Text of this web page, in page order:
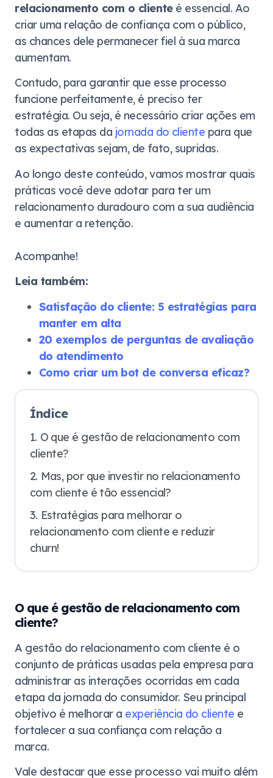
relacionamento com o clienteé essencial. Ao
criar uma relação de confiança com o público,
as chances dele permanecer fiel à sua marca
aumentam.
Contudo, para garantir que esse processo
funcione perfeitamente, é preciso ter
estratégia. Ou seja, é necessário criar ações em
todas as etapas da jornada do cliente para que
as expectativas sejam, de fato, supridas.
Ao longo deste conteúdo, vamos mostrar quais
práticas você deve adotar para ter um
relacionamento duradouro com a sua audiência
e aumentar a retenção.
Acompanhe!
Leia também:
Satisfação do cliente: 5 estratégias para
manter em alta
20 exemplos de perguntas de avaliação
do atendimento
Como criar um bot de conversa eficaz?
Índice
O que é gestão de relacionamento com
cliente?
Mas, por que investir no relacionamento
com cliente é tão essencial?
Estratégias para melhorar o
relacionamento com cliente e reduzir
churn!
O que é gestão de relacionamento com
cliente?
A gestão do relacionamento com cliente é o
conjunto de práticas usadas pela empresa para
administrar as interações ocorridas em cada
etapa da jornada do consumidor. Seu principal
objetivo é melhorar a experiência do cliente e
fortalecer a sua confiança com relação a
marca.
Vale destacar que esse processo vai muito além